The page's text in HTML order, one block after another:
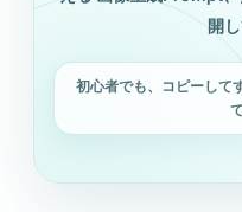
開し
初心者でも、コピーして